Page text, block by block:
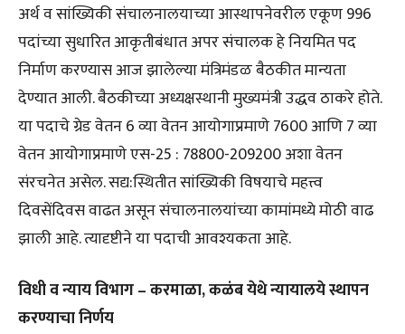
अर्थ व सांख्यिकी संचालनालयाच्या आस्थापनेवरील एकूण 996
पदांच्या सुधारित आकृतीबंधात अपर संचालक हे नियमित पद
निर्माण करण्यास आज झालेल्या मंत्रिमंडळ बैठकीत मान्यता
देण्यात आली. बैठकीच्या अध्यक्षस्थानी मुख्यमंत्री उद्धव ठाकरे होते.
या पदाचे ग्रेड वेतन 6 व्या वेतन आयोगाप्रमाणे 7600 आणि 7 व्या
वेतन आयोगाप्रमाणे एस-25 : 78800-209200 अशा वेतन
संरचनेत असेल. सद्य:स्थितीत सांख्यिकी विषयाचे महत्त्व
दिवसेंदिवस वाढत असून संचालनालयांच्या कामांमध्ये मोठी वाढ
झाली आहे. त्यादृष्टीने या पदाची आवश्यकता आहे.
विधी व न्याय विभाग – करमाळा, कळंब येथे न्यायालये स्थापन
करण्याचा निर्णय